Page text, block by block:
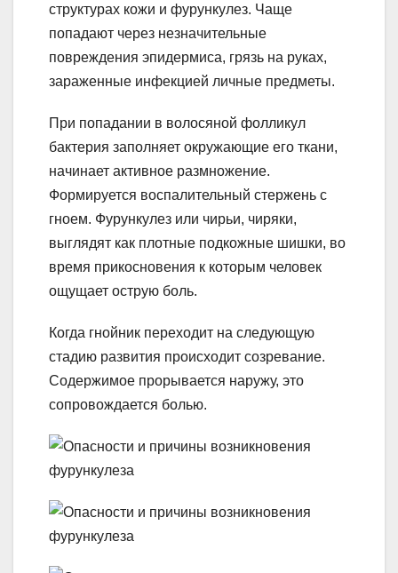
структурах кожи и фурункулез. Чаще
попадают через незначительные
повреждения эпидермиса, грязь на руках,
зараженные инфекцией личные предметы.
При попадании в волосяной фолликул
бактерия заполняет окружающие его ткани,
начинает активное размножение.
Формируется воспалительный стержень с
гноем. Фурункулез или чирьи, чиряки,
выглядят как плотные подкожные шишки, во
время прикосновения к которым человек
ощущает острую боль.
Когда гнойник переходит на следующую
стадию развития происходит созревание.
Содержимое прорывается наружу, это
сопровождается болью.